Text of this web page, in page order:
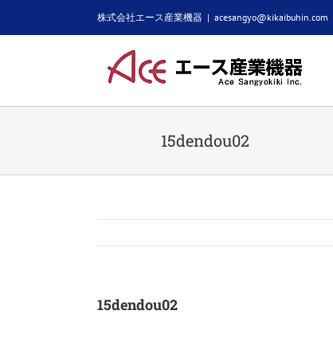
to
株式会社エース産業機器 | acesangyo@kikaibuhin.com
15dendou02
15dendou02